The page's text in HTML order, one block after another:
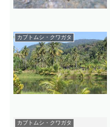
カブトムシ・クワガタ
カブトムシ・クワガタ